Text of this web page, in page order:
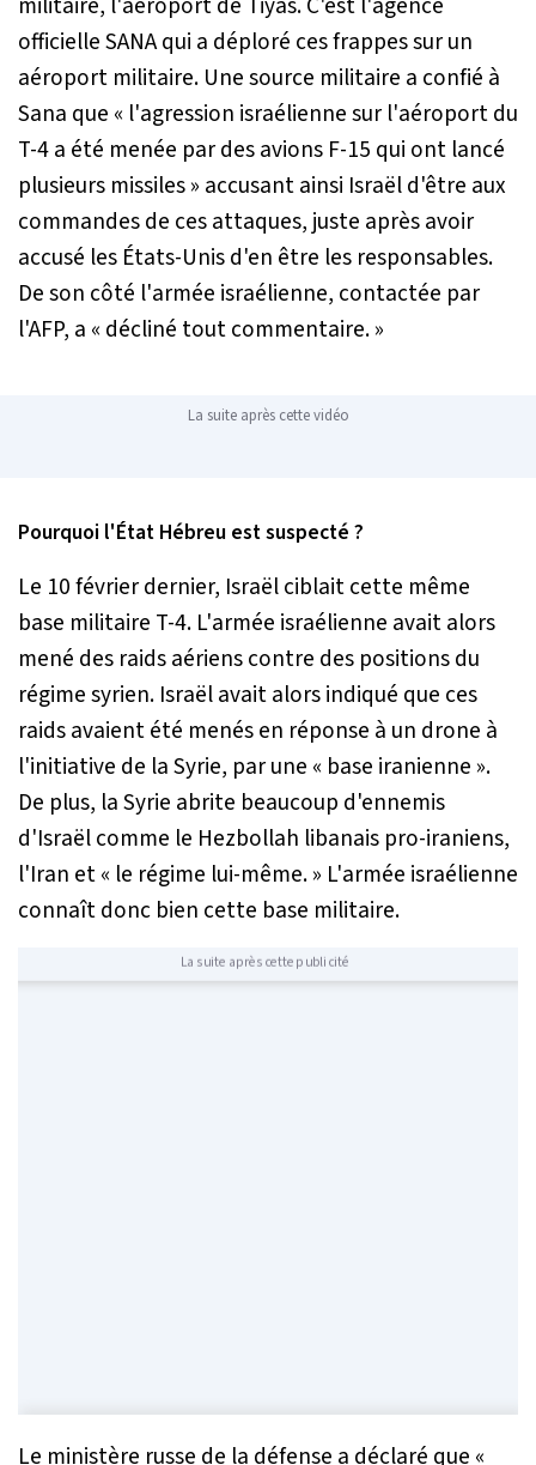
officielle SANA qui a déploré ces frappes sur un
aéroport militaire. Une source militaire a confié à
Sana que « l'agression israélienne sur l'aéroport du
T-4 a été menée par des avions F-15 qui ont lancé
plusieurs missiles» accusant ainsi Israël d'être aux
commandes de ces attaques, juste après avoir
accusé les États-Unis d'en être les responsables.
De son côté l'armée israélienne, contactée par
l'AFP, a « décliné tout commentaire. »
La suite après cette vidéo
Pourquoi l'État Hébreu est suspecté ?
Le 10 février dernier, Israël ciblait cette même
base militaire T-4. L'armée israélienne avait alors
mené des raids aériens contre des positions du
régime syrien. Israël avait alors indiqué que ces
raids avaient été menés en réponse à un drone à
l'initiative de la Syrie, par une « base iranienne ».
De plus, la Syrie abrite beaucoup d'ennemis
d'Israël comme le Hezbollah libanais pro-iraniens,
l'Iran et « le régime lui-même. » L'armée israélienne
connaît donc bien cette base militaire.
La suite après cette publicité
Le ministère russe de la défense a déclaré que «